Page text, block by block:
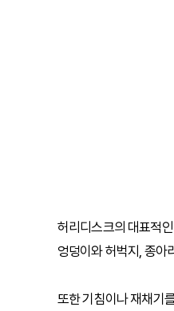
허리디스크의 대표적
엉덩이와 허벅지, 종아
또한 기침이나 재채기